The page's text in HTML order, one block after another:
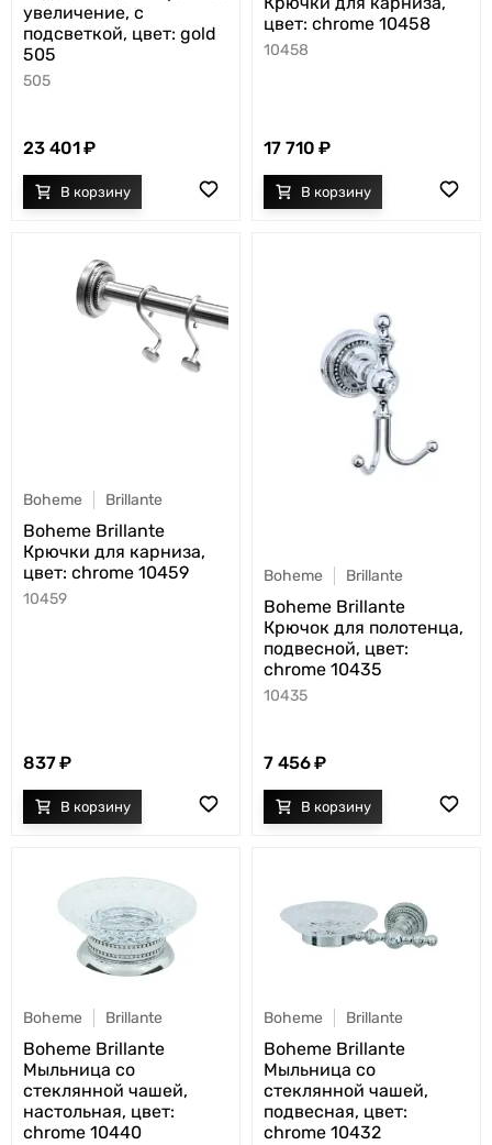
увеличение, с
подсветкой, цвет: gold
505
505
23 401
цвет: chrome 10458
10458
17 710
Boheme Brillante
Boheme Brillante
Крючки для карниза,
цвет: chrome 10459
10459
837
Boheme Brillante
Boheme Brillante
Крючок для полотенца,
подвесной, цвет:
chrome 10435
10435
7 456
Boheme Brillante
Boheme Brillante
Мыльница со
стеклянной чашей,
настольная, цвет:
chrome 10440
Boheme Brillante
Boheme Brillante
Мыльница со
стеклянной чашей,
подвесная, цвет:
chrome 10432